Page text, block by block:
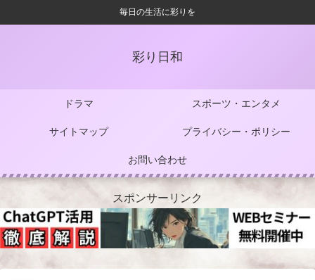
毎日の生活に彩りを
彩り日和
ドラマ スポーツ・エンタメ
サイトマップ プライバシー・ポリシー
お問い合わせ
スポンサーリンク